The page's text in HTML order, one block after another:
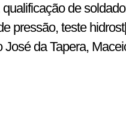
de
pressão, teste
da Tapera,